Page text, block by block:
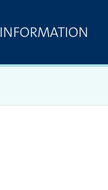
INFORMATION